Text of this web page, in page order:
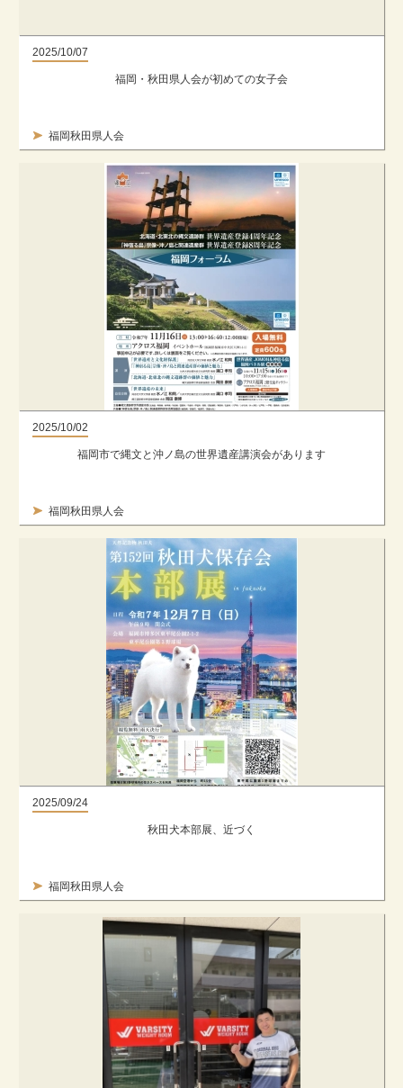
2025/10/07
福岡秋田県人会
福岡・秋田県人会が初めての女子会
2025/10/02
福岡秋田県人会
福岡市で縄文と沖ノ島の世界遺産講演会があります
2025/09/24
福岡秋田県人会
秋田犬本部展、近づく